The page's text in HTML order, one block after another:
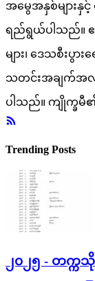
အမွေအနှစ်များနှ
ရည်ရွယ်ပါသည်။
များ၊ ဒေသစီးပွာ
သတင်းအချက်အလ
ပါသည်။ ကျိုက္ခမီ
Trending Posts
၂၀၂၅ - တက္က